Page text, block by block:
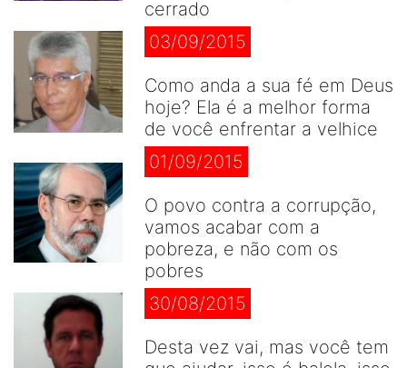
cerrado
03/09/2015
Como anda a sua fé em Deus
hoje? Ela é a melhor forma
de você enfrentar a velhice
01/09/2015
O povo contra a corrupção,
vamos acabar com a
pobreza, e não com os
pobres
30/08/2015
Desta vez vai, mas você tem